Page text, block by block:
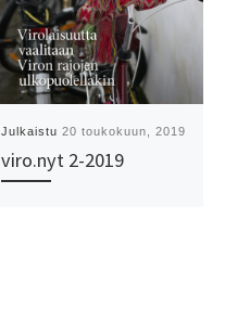
Julkaistu20 toukokuun, 2019
viro.nyt 2-2019